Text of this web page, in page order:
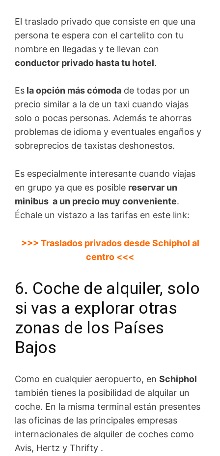
El traslado privado que consiste en que una
persona te espera con el cartelito con tu
nombre en llegadas y te llevan con
conductor privado hasta tu hotel.
Es la opción más cómoda de todas por un
precio similar a la de un taxi cuando viajas
solo o pocas personas. Además te ahorras
problemas de idioma y eventuales engaños y
sobreprecios de taxistas deshonestos.
Es especialmente interesante cuando viajas
en grupo ya que es posible reservar un
minibus a un precio muy conveniente.
Échale un vistazo a las tarifas en este link:
>>> Traslados privados desde Schiphol al
centro <<<
6. Coche de alquiler, solo
si vas a explorar otras
zonas de los Países
Bajos
Como en cualquier aeropuerto, en Schiphol
también tienes la posibilidad de alquilar un
coche. En la misma terminal están presentes
las oficinas de las principales empresas
internacionales de alquiler de coches como
Avis, Hertz y Thrifty .